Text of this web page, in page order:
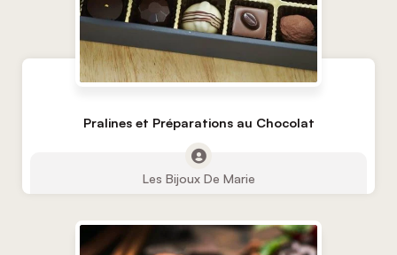
Pralines et Préparations au Chocolat
Les Bijoux De Marie